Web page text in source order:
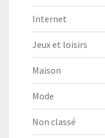
Internet
Jeux et loisirs
Maison
Mode
Non classé